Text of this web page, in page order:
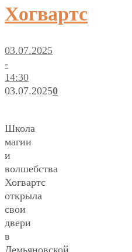
Хогвартс
03.07.2025
-
14:30
03.07.20250
Школа
магии
и
волшебства
Хогвартс
открыла
свои
двери
в
Демьяновской